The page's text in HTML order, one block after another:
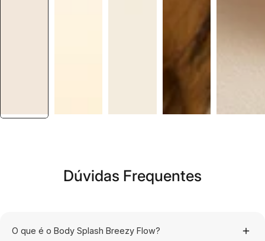
Dúvidas Frequentes
O que é o Body Splash Breezy Flow?